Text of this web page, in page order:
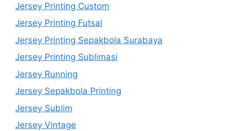
Jersey Printing Custom
Jersey Printing Futsal
Jersey Printing Sepakbola Surabaya
Jersey Printing Sublimasi
Jersey Running
Jersey Sepakbola Printing
Jersey Sublim
Jersey Vintage